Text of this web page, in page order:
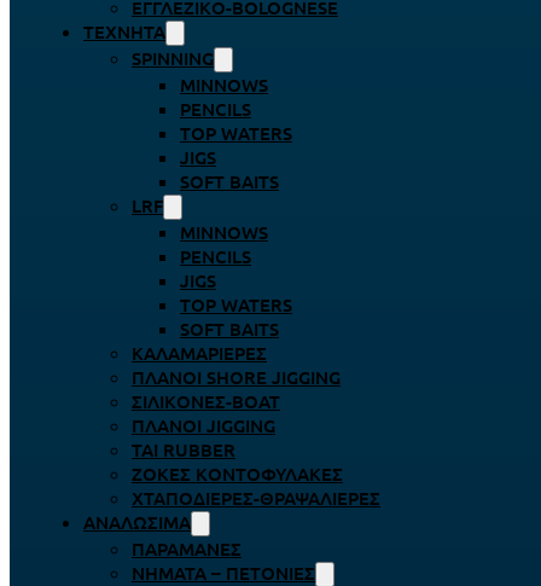
ΕΓΓΛΈΖΙΚΟ-BOLOGNESE
ΤΕΧΝΗΤΆ
SPINNING
MINNOWS
PENCILS
TOP WATERS
JIGS
SOFT BAITS
LRF
MINNOWS
PENCILS
JIGS
TOP WATERS
SOFT BAITS
ΚΑΛΑΜΑΡΙΈΡΕΣ
ΠΛΆΝΟΙ SHORE JIGGING
ΣΙΛΙΚΌΝΕΣ-BOAT
ΠΛΆΝΟΙ JIGGING
TAI RUBBER
ΖΌΚΕΣ ΚΟΝΤΟΦΎΛΑΚΕΣ
ΧΤΑΠΟΔΙΈΡΕΣ-ΘΡΑΨΑΛΙΈΡΕΣ
ΑΝΑΛΏΣΙΜΑ
ΠΑΡΑΜΆΝΕΣ
ΝΉΜΑΤΑ – ΠΕΤΟΝΙΈΣ